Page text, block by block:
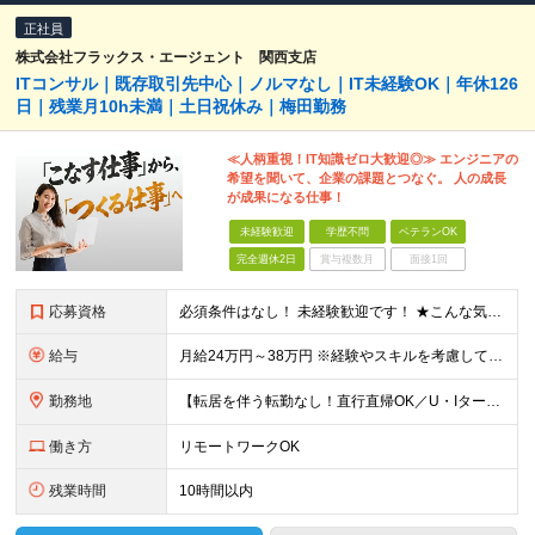
正社員
株式会社フラックス・エージェント 関西支店
ITコンサル｜既存取引先中心｜ノルマなし｜IT未経験OK｜年休126
日｜残業月10h未満｜土日祝休み｜梅田勤務
≪人柄重視！IT知識ゼロ大歓迎◎≫ エンジニアの
希望を聞いて、企業の課題とつなぐ。 人の成長
が成果になる仕事！
未経験歓迎 学歴不問 ベテランOK
完全週休2日 賞与複数月 面接1回
応募資格 必須条件はなし！ 未経験歓迎です！ ★こんな気持ち、ありませんか？ □毎月の数字に追われるのがしんどい □売って終わりの関係にモヤモヤする □お客様ともっと長く付き合いたい □IT業界に興味はある
給与 月給24万円～38万円 ※経験やスキルを考慮して決定します ※試用期間6ヵ月（期間中の待遇、雇用形態に差異なし）
勤務地 【転居を伴う転勤なし！直行直帰OK／U・Iターン歓迎】 大阪府大阪市北区梅田2-5-6 桜橋八千代ビル 3階 (変更の範囲)上記を除く当社関連勤務地
働き方 リモートワークOK
残業時間 10時間以内